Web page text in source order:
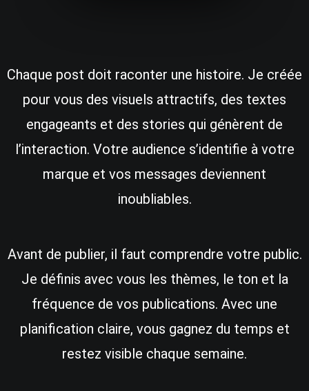
Chaque post doit raconter une histoire. Je créée
pour vous des visuels attractifs, des textes
engageants et des stories qui génèrent de
l’interaction. Votre audience s’identifie à votre
marque et vos messages deviennent
inoubliables.
Avant de publier, il faut comprendre votre public.
Je définis avec vous les thèmes, le ton et la
fréquence de vos publications. Avec une
planification claire, vous gagnez du temps et
restez visible chaque semaine.